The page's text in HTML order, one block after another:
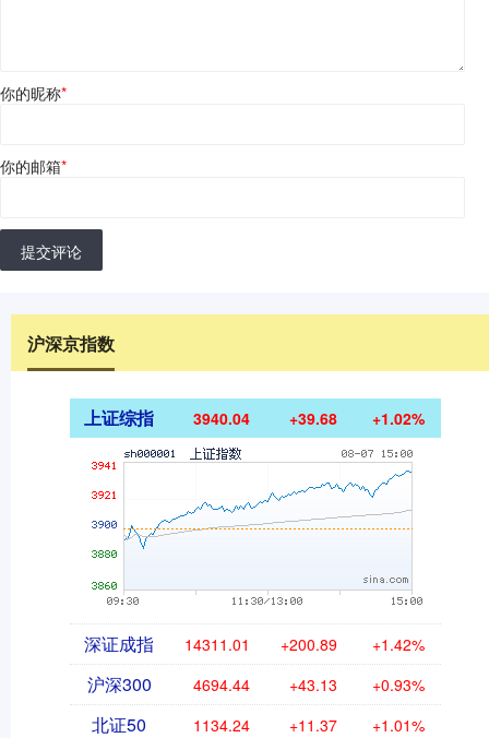
你的昵称*
你的邮箱*
提交评论
沪深京指数
上证综指 3940.04 +39.68 +1.02%
深证成指 14311.01 +200.89 +1.42%
沪深300 4694.44 +43.13 +0.93%
北证50 1134.24 +11.37 +1.01%